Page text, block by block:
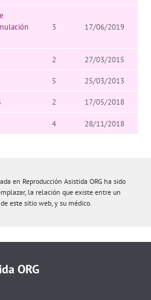
3 17/06/2019
2 27/03/2015
5 25/03/2013
2 17/05/2018
4 28/11/2018
en Reproducción Asistida ORG ha sido
la relación que existe entre un
este sitio web, y su médico.
ORG